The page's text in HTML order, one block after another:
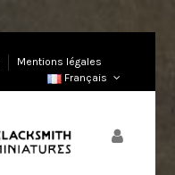
Mentions légales
Français